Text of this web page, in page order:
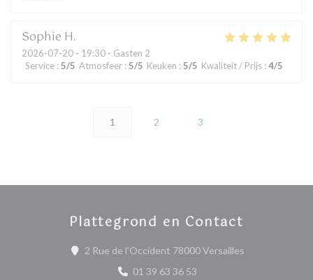
Sophie H
2026-07-20 - 19:30 - Gasten 2
Service : 5/5 Atmosfeer : 5/5 Keuken : 5/5 Kwaliteit / Prijs : 4/5
1 2 3
Plattegrond en Contact
2 Rue de l'Occident 78000 Versailles
01 39 63 36 53